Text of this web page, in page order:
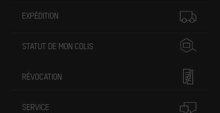
EXPÉDITION
STATUT DE MON COLIS
RÉVOCATION
SERVICE